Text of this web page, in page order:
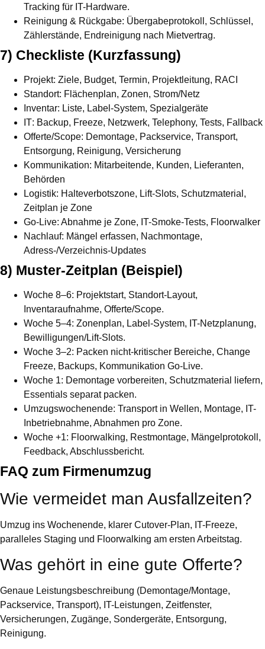
Tracking für IT-Hardware.
Reinigung & Rückgabe: Übergabeprotokoll, Schlüssel,
Zählerstände, Endreinigung nach Mietvertrag.
7) Checkliste (Kurzfassung)
Projekt: Ziele, Budget, Termin, Projektleitung, RACI
Standort: Flächenplan, Zonen, Strom/Netz
Inventar: Liste, Label-System, Spezialgeräte
IT: Backup, Freeze, Netzwerk, Telephony, Tests, Fallback
Offerte/Scope: Demontage, Packservice, Transport,
Entsorgung, Reinigung, Versicherung
Kommunikation: Mitarbeitende, Kunden, Lieferanten,
Behörden
Logistik: Halteverbotszone, Lift-Slots, Schutzmaterial,
Zeitplan je Zone
Go-Live: Abnahme je Zone, IT-Smoke-Tests, Floorwalker
Nachlauf: Mängel erfassen, Nachmontage,
Adress-/Verzeichnis-Updates
8) Muster-Zeitplan (Beispiel)
Woche 8–6: Projektstart, Standort-Layout,
Inventaraufnahme, Offerte/Scope.
Woche 5–4: Zonenplan, Label-System, IT-Netzplanung,
Bewilligungen/Lift-Slots.
Woche 3–2: Packen nicht-kritischer Bereiche, Change
Freeze, Backups, Kommunikation Go-Live.
Woche 1: Demontage vorbereiten, Schutzmaterial liefern,
Essentials separat packen.
Umzugswochenende: Transport in Wellen, Montage, IT-
Inbetriebnahme, Abnahmen pro Zone.
Woche +1: Floorwalking, Restmontage, Mängelprotokoll,
Feedback, Abschlussbericht.
FAQ zum Firmenumzug
Wie vermeidet man Ausfallzeiten?
Umzug ins Wochenende, klarer Cutover-Plan, IT-Freeze,
paralleles Staging und Floorwalking am ersten Arbeitstag.
Was gehört in eine gute Offerte?
Genaue Leistungsbeschreibung (Demontage/Montage,
Packservice, Transport), IT-Leistungen, Zeitfenster,
Versicherungen, Zugänge, Sondergeräte, Entsorgung,
Reinigung.